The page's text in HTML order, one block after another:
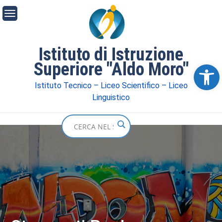
Istituto di Istruzione
Superiore "Aldo Moro"
Istituto Tecnico – Liceo Scientifico – Liceo
Linguistico